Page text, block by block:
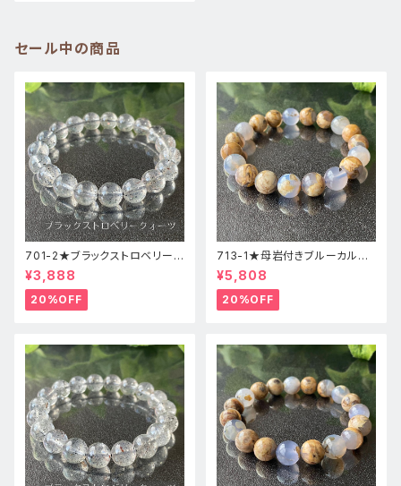
セール中の商品
701-2★ブラックストロベリーク
ォーツ【高品質】天然石ブレスレ
ッパワーストーン
¥3,888
20%OFF
713-1★母岩付きブルーカルセ
ドニー【高品質】天然石ブレスレ
ットパワーストーン
¥5,808
20%OFF